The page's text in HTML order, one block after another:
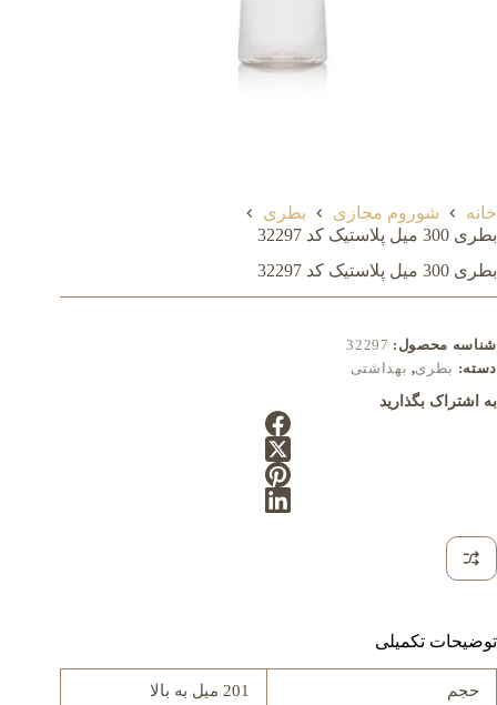
خانه شوروم مجازی
بطری
بطری 300 میل پلاستیک کد 32297
بطری 300 میل پلاستیک کد 32297
شناسه محصول: 32297
دسته: بطری, بهداشتی
به اشتراک بگذارید
توضیحات تکمیلی
حجم 201 میل به بالا